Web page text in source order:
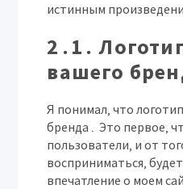
истинным
2․1․
вашего
Я понимал‚ что
бренда․ Это первое‚
пользователи‚ и от
восприниматься‚
впечатление о моем